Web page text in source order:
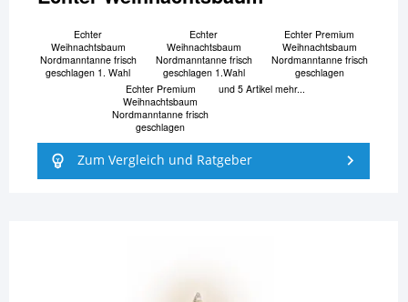
Echter
Weihnachtsbaum
Nordmanntanne frisch
geschlagen 1. Wahl
Echter
Weihnachtsbaum
Nordmanntanne frisch
geschlagen 1.Wahl
Echter Premium
Weihnachtsbaum
Nordmanntanne frisch
geschlagen
Echter Premium
Weihnachtsbaum
Nordmanntanne frisch
geschlagen
und 5 Artikel mehr...
Zum Vergleich und Ratgeber